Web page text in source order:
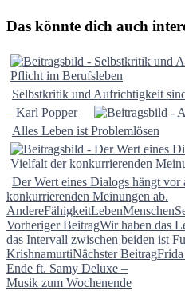
Das könnte dich auch
Selbstkritik und Aufrichtigkeit
– Karl Popper
Alles Leben ist Problemlösen
Der Wert eines Dialogs hängt
konkurrierenden Meinungen ab.
AndereFähigkeitLebenMenschen
Beitragsnavigation
Vorheriger BeitragWir haben das
das Intervall zwischen beiden ist
KrishnamurtiNächster Beitrag
Ende ft. Samy Deluxe –
Musik zum Wochenende